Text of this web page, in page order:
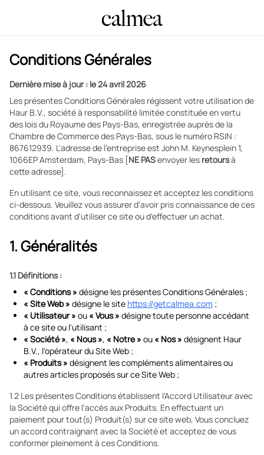
Conditions Générales
Dernière mise à jour : le 24 avril 2026
Les présentes Conditions Générales régissent votre utilisation de
Haur B.V., société à responsabilité limitée constituée en vertu
des lois du Royaume des Pays-Bas, enregistrée auprès de la
Chambre de Commerce des Pays-Bas, sous le numéro RSIN :
867612939. L'adresse de l'entreprise est John M. Keynesplein 1,
1066EP Amsterdam, Pays-Bas [NE PASenvoyer les retoursà
cette adresse].
En utilisant ce site, vous reconnaissez et acceptez les conditions
ci-dessous. Veuillez vous assurer d'avoir pris connaissance de ces
conditions avant d'utiliser ce site ou d'effectuer un achat.
1. Généralités
1.1 Définitions :
« Conditions » désigne les présentes Conditions Générales ;
« Site Web » désigne le site https://getcalmea.com ;
« Utilisateur » ou « Vous » désigne toute personne accédant
à ce site ou l'utilisant ;
« Société », « Nous », « Notre » ou « Nos » désignent Haur
B.V., l'opérateur du Site Web ;
« Produits » désignent les compléments alimentaires ou
autres articles proposés sur ce Site Web ;
1.2 Les présentes Conditions établissent l'Accord Utilisateur avec
la Société qui offre l'accès aux Produits. En effectuant un
paiement pour tout(s) Produit(s) sur ce site web, Vous concluez
un accord contraignant avec la Société et acceptez de vous
conformer pleinement à ces Conditions.